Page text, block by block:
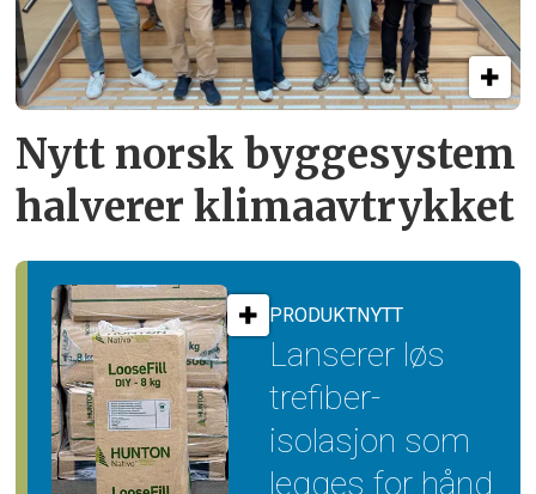
Nytt norsk byggesystem
halverer klimaavtrykket
PRODUKTNYTT
Lanserer løs
trefiber­
isolasjon som
legges for hånd